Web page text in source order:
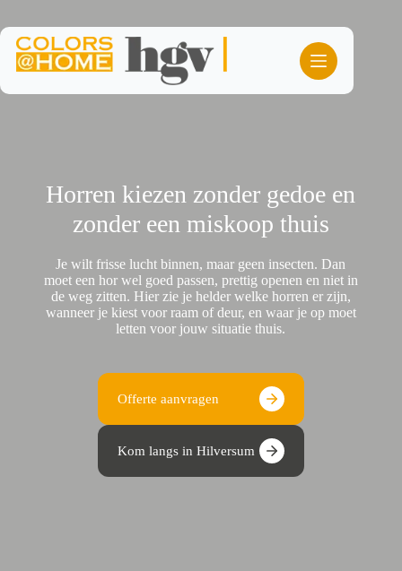
de
inhoud
Horren kiezen zonder gedoe en
zonder een miskoop thuis
Je wilt frisse lucht binnen, maar geen insecten. Dan
moet een hor wel goed passen, prettig openen en niet in
de weg zitten. Hier zie je helder welke horren er zijn,
wanneer je kiest voor raam of deur, en waar je op moet
letten voor jouw situatie thuis.
Offerte aanvragen
Kom langs in Hilversum